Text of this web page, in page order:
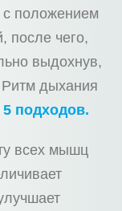
с положением
после чего,
выдохнув,
дыхания
подходов.
всех мышц